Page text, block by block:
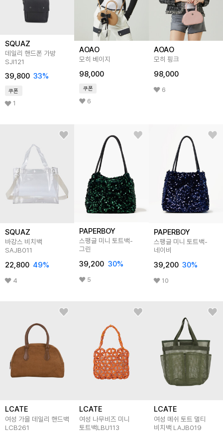
SQUAZ
데일리 핸드폰 가방
SJI121
39,800 33%
쿠폰
1
AOAO
모히 베이지
98,000
쿠폰
6
AOAO
모히 핑크
98,000
6
SQUAZ
바캉스 비치백
SAJB011
22,800 49%
4
PAPERBOY
스팽글 미니 토트백-
그린
39,200 30%
5
PAPERBOY
스팽글 미니 토트백-
네이비
39,200 30%
10
LCATE
여성 가을 데일리 핸드백
LCB261
LCATE
여성 나무비즈 미니
토트백LBU113
LCATE
여성 메쉬 토트 멀티
비치백 LAJB019